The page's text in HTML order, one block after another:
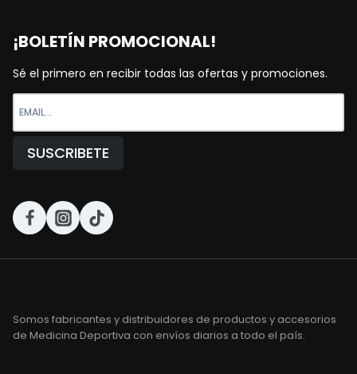
¡BOLETÍN PROMOCIONAL!
Sé el primero en recibir todas las ofertas y promociones.
Somos fabricantes y distribuidores de productos y accesorios
de Medicina Deportiva con envíos diarios a todo el país.